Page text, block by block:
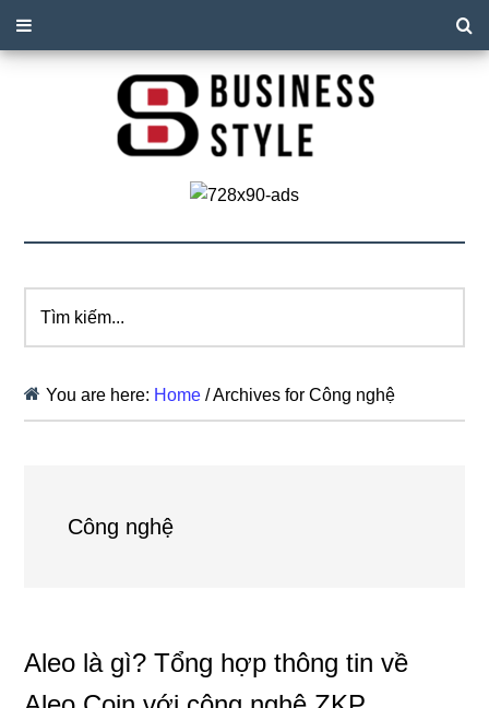
kiếm...
You are here: Home /Archives for Công nghệ
Công nghệ
Aleo là gì? Tổng hợp thông tin về